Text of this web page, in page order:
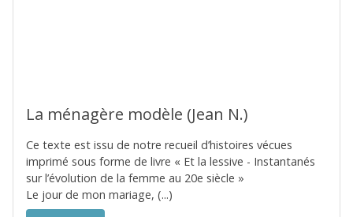
La ménagère modèle (Jean N.)
Ce texte est issu de notre recueil d’histoires vécues
imprimé sous forme de livre « Et la lessive - Instantanés
sur l’évolution de la femme au 20e siècle »
Le jour de mon mariage, (...)